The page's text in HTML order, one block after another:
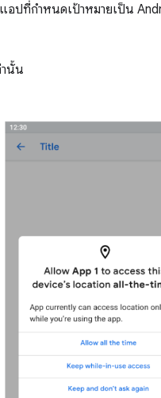
อปที่กําหนดเป้าหมายเป็น
นั้น